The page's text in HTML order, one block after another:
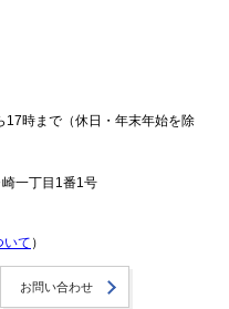
時まで（休日・年末年始を除
一丁目1番1号
いて ）
お問い合わせ